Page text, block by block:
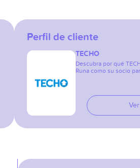
Perfil de cliente
TECHO
Descubra por qué
Runa como su socio